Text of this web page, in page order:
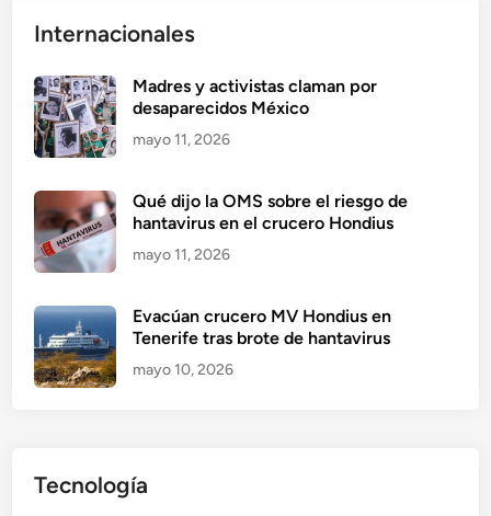
Internacionales
Madres y activistas claman por
desaparecidos México
mayo 11, 2026
Qué dijo la OMS sobre el riesgo de
hantavirus en el crucero Hondius
mayo 11, 2026
Evacúan crucero MV Hondius en
Tenerife tras brote de hantavirus
mayo 10, 2026
Tecnología